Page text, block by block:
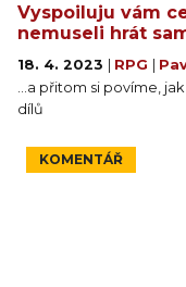
Vyspoiluju vám
nemuseli hrát
18. 4. 2023 | RPG |
…a přitom si povíme,
dílů
KOMENTÁŘ